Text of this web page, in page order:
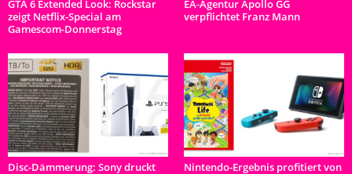
GTA 6 Extended Look: Rockstar
zeigt Netflix-Special am
Gamescom-Donnerstag
EA-Agentur Apollo GG
verpflichtet Franz Mann
Disc-Dämmerung: Sony druckt
Nintendo-Ergebnis profitiert von